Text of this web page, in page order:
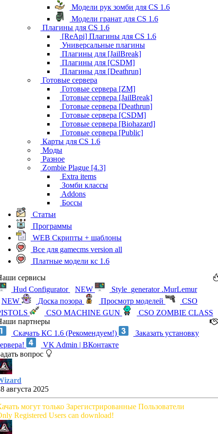
Модели рук зомби для CS 1.6
Модели гранат для CS 1.6
Плагины для CS 1.6
[ReApi] Плагины для CS 1.6
Универсальные плагины
Плагины для [JailBreak]
Плагины для [CSDM]
Плагины для [Deathrun]
Готовые сервера
Готовые сервера [ZM]
Готовые сервера [JailBreak]
Готовые сервера [Deathrun]
Готовые сервера [CSDM]
Готовые сервера [Biohazard]
Готовые сервера [Public]
Карты для CS 1.6
Моды
Разное
Zombie Plague [4.3]
Extra items
Зомби классы
Addons
Боссы
Статьи
Программы
WEB Скрипты + шаблоны
Все для gamecms version all
Платные модели кс 1.6
сервисы
Hud Configurator
NEW
Style_generator .MurLemur
NEW
Доска позора Просмотр моделей
CSO
CSO MACHINE GUN
CSO ZOMBIE CLASS
партнеры
Скачать КС 1.6 (Рекомендуем!)
Заказать установку
VK Admin | ВКонтакте
вопрос
августа 2025
могут только Зарегистрированные Пользователи
Registered Users can download!